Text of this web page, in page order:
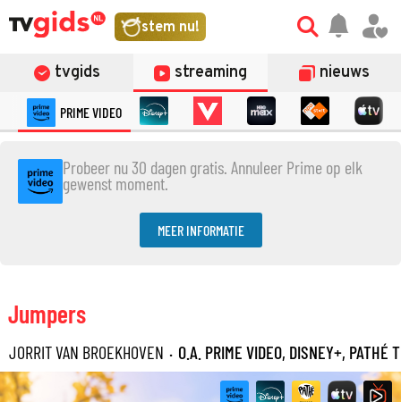
stem nu!
tvgids streaming nieuws
PRIME VIDEO
Probeer nu 30 dagen gratis. Annuleer Prime op elk
gewenst moment.
MEER INFORMATIE
Jumpers
JORRIT VAN BROEKHOVEN · O.A. PRIME VIDEO, DISNEY+, PATHÉ